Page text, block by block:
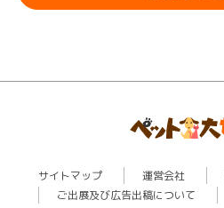
サイトマップ 運営会社
ご出展及び広告出稿について